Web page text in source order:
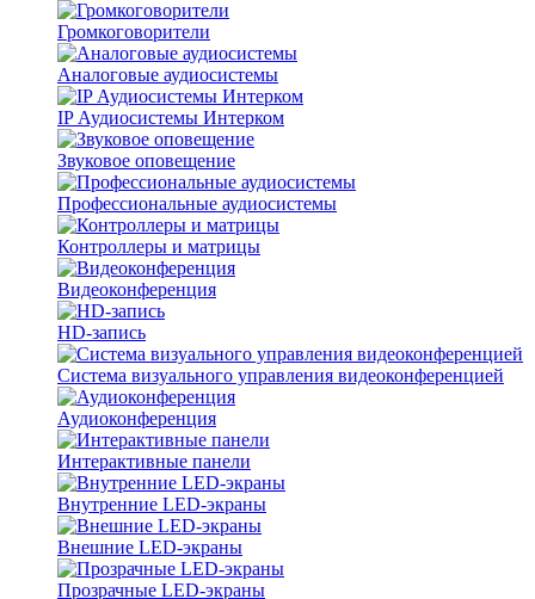
Громкоговорители
Аналоговые аудиосистемы
IP Аудиосистемы Интерком
Звуковое оповещение
Профессиональные аудиосистемы
Контроллеры и матрицы
Видеоконференция
HD-запись
Система визуального управления видеоконференцией
Аудиоконференция
Интерактивные панели
Внутренние LED-экраны
Внешние LED-экраны
Прозрачные LED-экраны